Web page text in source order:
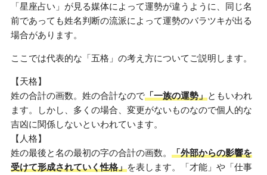
「星座占い」が見る媒体によって運勢が違うように、同じ名
前であっても姓名判断の流派によって運勢のバラツキが出る
場合があります。
ここでは代表的な「五格」の考え方についてご説明します。
【天格】
姓の合計の画数。姓の合計なので「一族の運勢」ともいわれ
ます。しかし、多くの場合、変更がないものなので個人的な
吉凶に関係しないといわれています。
【人格】
姓の最後と名の最初の字の合計の画数。 「外部からの影響を
受けて形成されていく性格」を表します。「才能」や「仕事